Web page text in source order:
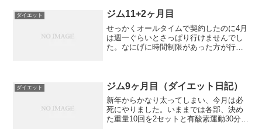
ダイエット ジム11+2ヶ月目
せっかくオールタイムで契約したのに4月
は週一ぐらいとさっぱり行けませんでし
た。なにげに時間制限があった方が行く
きました。そういやテンテ...
ダイエット ジム9ヶ月目（ダイエット日記）
新年からかなり太ってしまい、今月は必
死にやりました。いままでは各部、決め
た重量10回を2セットと有酸素運動30分程